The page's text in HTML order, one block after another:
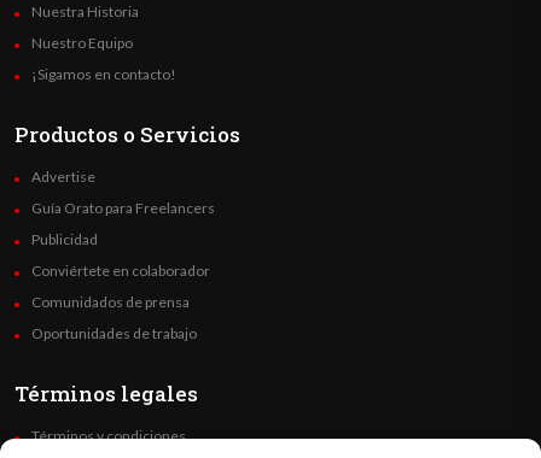
Nuestra Historia
Nuestro Equipo
¡Sigamos en contacto!
Productos o Servicios
Advertise
Guía Orato para Freelancers
Publicidad
Conviértete en colaborador
Comunidados de prensa
Oportunidades de trabajo
Términos legales
Términos y condiciones